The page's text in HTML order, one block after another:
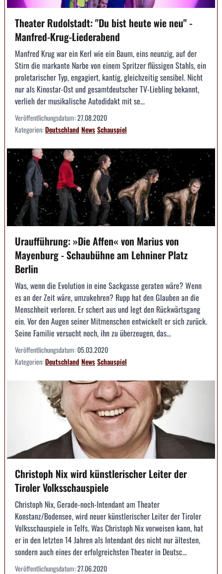
Theater Rudolstadt: "Du bist heute wie neu" -
Manfred-Krug-Liederabend
Manfred Krug war ein Kerl wie ein Baum, eins neunzig, auf der
Stirn die markante Narbe von einem Spritzer flüssigen Stahls, ein
proletarischer Typ, engagiert, kantig, gleichzeitig sensibel. Nicht
nur als Kinostar-Ost und gesamtdeutscher TV-Liebling bekannt,
verlieh der musikalische Autodidakt mit se...
Veröffentlichungsdatum:27.08.2020
Kategorien:DeutschlandNewsSchauspiel
Uraufführung: »Die Affen« von Marius von
Mayenburg - Schaubühne am Lehniner Platz
Berlin
Was, wenn die Evolution in eine Sackgasse geraten wäre? Wenn
es an der Zeit wäre, umzukehren? Rupp hat den Glauben an die
Menschheit verloren. Er schert aus und legt den Rückwärtsgang
ein. Vor den Augen seiner Mitmenschen entwickelt er sich zurück.
Seine Familie versucht noch, ihn zu überzeugen, das...
Veröffentlichungsdatum:05.03.2020
Kategorien:DeutschlandNewsSchauspiel
Christoph Nix wird künstlerischer Leiter der
Tiroler Volksschauspiele
Christoph Nix, Gerade-noch-Intendant am Theater
Konstanz/Bodensee, wird neuer künstlerischer Leiter der Tiroler
Volksschauspiele in Telfs. Was Christoph Nix vorweisen kann, hat
er in den letzten 14 Jahren als Intendant des nicht nur ältesten,
sondern auch eines der erfolgreichsten Theater in Deutsc...
Veröffentlichungsdatum:27.06.2020